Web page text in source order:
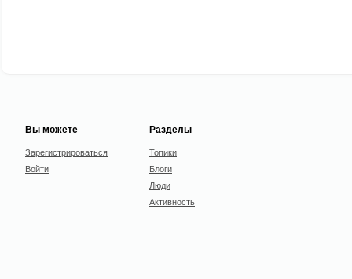
Вы можете
Зарегистрироваться
Войти
Разделы
Топики
Блоги
Люди
Активность